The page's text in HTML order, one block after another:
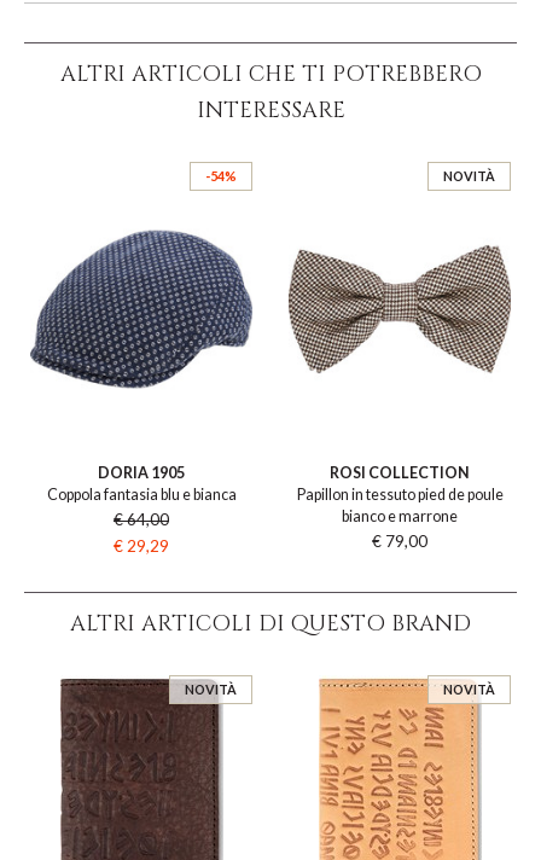
ALTRI ARTICOLI CHE TI POTREBBERO
INTERESSARE
-54%
DORIA 1905
Coppola fantasia blu e bianca
€ 64,00
€ 29,29
NOVITÀ
ROSI COLLECTION
Papillon in tessuto pied de poule
bianco e marrone
€ 79,00
ALTRI ARTICOLI DI QUESTO BRAND
NOVITÀ NOVITÀ